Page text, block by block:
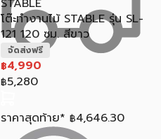
STABLE
โต๊ะทำงานไม้ STABLE รุ่น SL-
121 120 ซม. สีขาว
จัดส่งฟรี
฿4,990
฿5,280
ราคาสุดท้าย* ฿4,646.30